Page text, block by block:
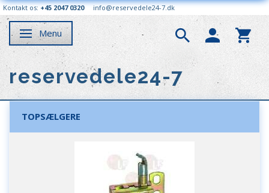
Kontakt os:+45 2047 0320 info@reservedele24-7.dk
Skifte navigation
Menu
reservedele24-7
TOPSÆLGERE